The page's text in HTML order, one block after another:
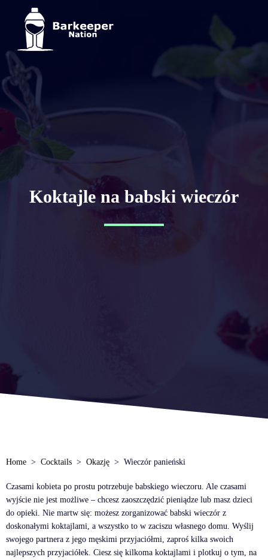
Koktajle na babski wieczór
Home Cocktails Okazję Wieczór panieński
Czasami kobieta po prostu potrzebuje babskiego wieczoru. Ale czasami
wyjście nie jest możliwe – chcesz zaoszczędzić pieniądze lub masz dzieci
do opieki. Nie martw się: możesz zorganizować babski wieczór z
doskonałymi koktajlami, a wszystko to w zaciszu własnego domu. Wyślij
swojego partnera z jego męskimi przyjaciółmi, zaproś kilka swoich
najlepszych przyjaciółek. Ciesz się kilkoma koktajlami i plotkuj o tym, na